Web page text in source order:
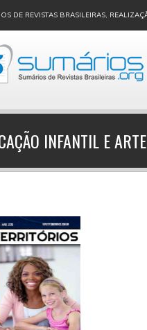
DE REVISTAS BRASILEIRAS,
INFANTIL E